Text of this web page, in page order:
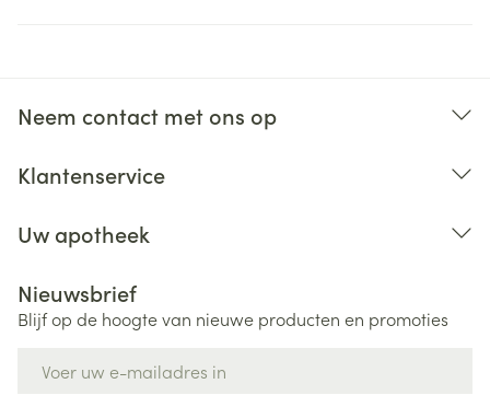
Neem contact met ons op
Klantenservice
Uw apotheek
Nieuwsbrief
Blijf op de hoogte van nieuwe producten en promoties